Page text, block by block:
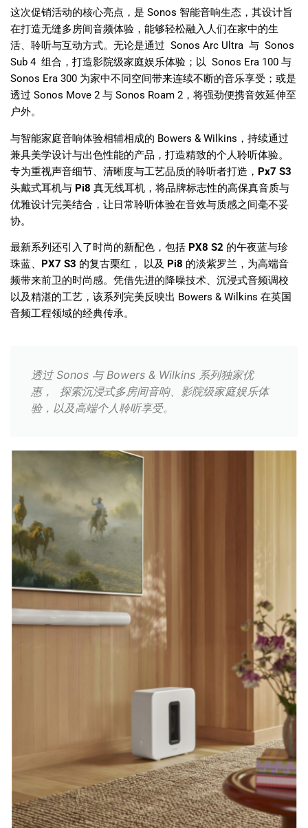
这次促销活动的核心亮点，是 Sonos 智能音响生态，其设计旨
在打造无缝多房间音频体验，能够轻松融入人们在家中的生
活、聆听与互动方式。无论是通过 Sonos Arc Ultra 与 Sonos
Sub 4组合，打造影院级家庭娱乐体验；以 Sonos Era 100 与
Sonos Era 300 为家中不同空间带来连续不断的音乐享受；或是
透过 Sonos Move 2 与 Sonos Roam 2 ，将强劲便携音效延伸至
户外。
与智能家庭音响体验相辅相成的 Bowers & Wilkins，持续通过
兼具美学设计与出色性能的产品，打造精致的个人聆听体验。
专为重视声音细节、清晰度与工艺品质的聆听者打造， Px7 S3
头戴式耳机与 Pi8 真无线耳机，将品牌标志性的高保真音质与
优雅设计完美结合，让日常聆听体验在音效与质感之间毫不妥
协。
最新系列还引入了时尚的新配色，包括 PX8 S2 的午夜蓝与珍
珠蓝、 PX7 S3 的复古栗红， 以及 Pi8 的淡紫罗兰，为高端音
频带来前卫的时尚感。凭借先进的降噪技术、沉浸式音频调校
以及精湛的工艺，该系列完美反映出 Bowers & Wilkins 在英国
音频工程领域的经典传承。
透过 Sonos 与 Bowers & Wilkins 系列独家优
惠， 探索沉浸式多房间音响、影院级家庭娱乐体
验，以及高端个人聆听享受。